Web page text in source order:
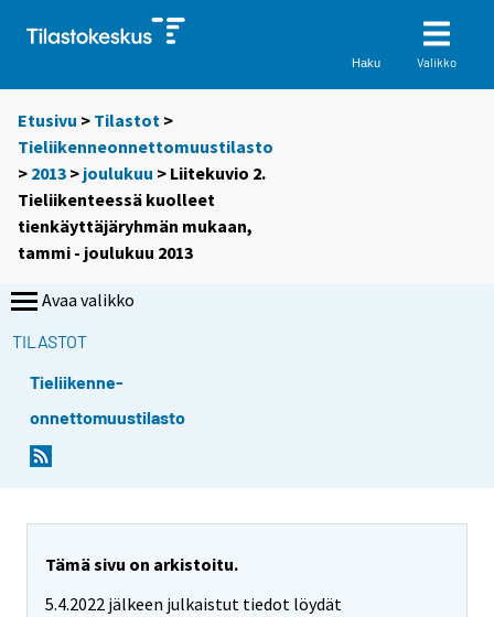
Haku Valikko
Etusivu > Tilastot >
Tieliikenneonnettomuustilasto
> 2013 > joulukuu > Liitekuvio 2.
Tieliikenteessä kuolleet
tienkäyttäjäryhmän mukaan,
tammi - joulukuu 2013
Avaa valikko
TILASTOT
Tieliikenne-
onnettomuustilasto
Tämä sivu on arkistoitu.
5.4.2022 jälkeen julkaistut tiedot löydät